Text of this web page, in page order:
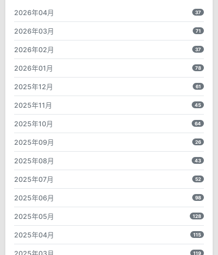
2026年04月 37
2026年03月 71
2026年02月 37
2026年01月 78
2025年12月 61
2025年11月 45
2025年10月 64
2025年09月 26
2025年08月 43
2025年07月 52
2025年06月 98
2025年05月 128
2025年04月 115
2025年03月 119